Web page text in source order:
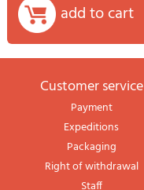
add to cart
Customer service
Payment
Expeditions
Packaging
Right of withdrawal
Staff